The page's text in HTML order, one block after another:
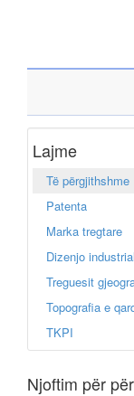
Lajme
Të përgjithshme
Patenta
Marka tregtare
Dizenjo
Treguesit
Topografia e
TKPI
Njoftim për